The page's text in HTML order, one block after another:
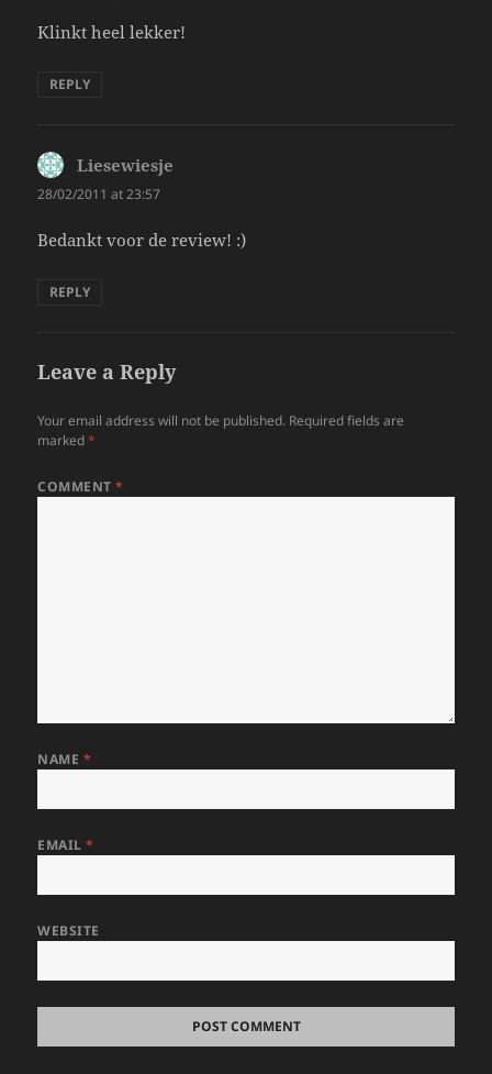
Klinkt heel lekker!
REPLY
Liesewiesje
28/02/2011 at 23:57
Bedankt voor de review! :)
REPLY
Leave a Reply
Your email address will not be published. Required fields are
marked*
COMMENT*
NAME *
EMAIL*
WEBSITE